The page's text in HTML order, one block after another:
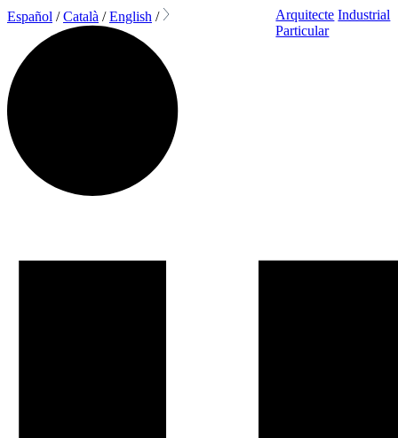
Español /Català /English / Arquitecte Industrial
Particular